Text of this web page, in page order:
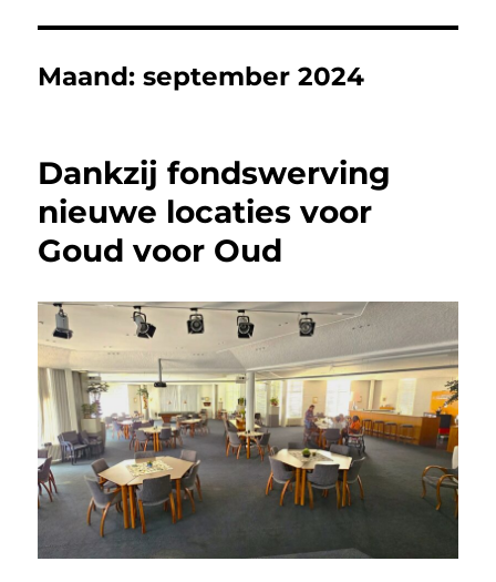
Maand:september 2024
Dankzij fondswerving
nieuwe locaties voor
Goud voor Oud